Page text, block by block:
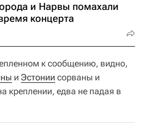
и Нарвы помахали
концерта
к сообщению, видно,
и Эстонии сорваны и
креплении, едва не падая в